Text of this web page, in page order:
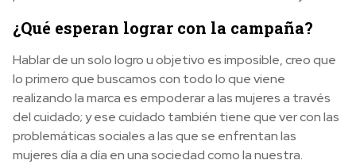
¿Qué esperan lograr con la campaña?
Hablar de un solo logro u objetivo es imposible, creo que
lo primero que buscamos con todo lo que viene
realizando la marca es empoderar a las mujeres a través
del cuidado; y ese cuidado también tiene que ver con las
problemáticas sociales a las que se enfrentan las
mujeres día a día en una sociedad como la nuestra.